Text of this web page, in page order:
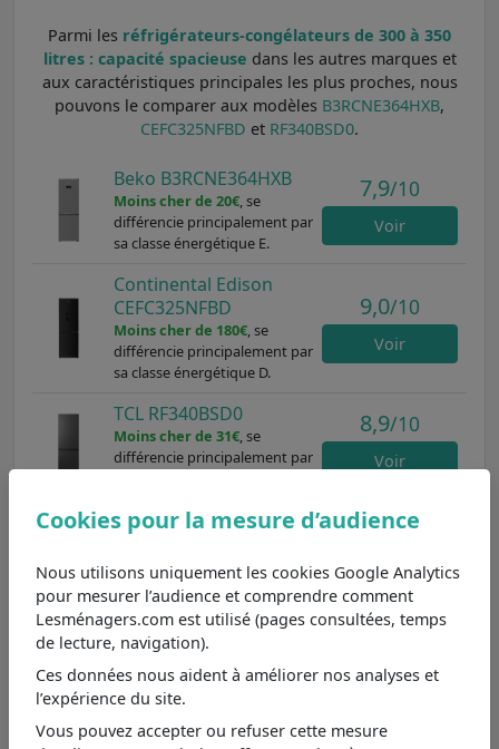
Parmi les réfrigérateurs-congélateurs de 300 à 350
litres : capacité spacieuse dans les autres marques et
aux caractéristiques principales les plus proches, nous
pouvons le comparer aux modèles B3RCNE364HXB,
CEFC325NFBD et RF340BSD0.
Beko B3RCNE364HXB
Moins cher de 20€, se
différencie principalement par
sa classe énergétique E.
7,9/10
Voir
Continental Edison
CEFC325NFBD
Moins cher de 180€, se
différencie principalement par
sa classe énergétique D.
9,0/10
Voir
TCL RF340BSD0
Moins cher de 31€, se
différencie principalement par
8,9/10
Voir
idéale
Le modèle de réfrigérateur à froid ventilé, comme le SJ-
NBA11DMXWC-EU de Sharp, offre une excellente
solution pour la conservation des aliments. Avec un
système de ventilation qui permet une circulation d'air
efficace, ce réfrigérateur garantit une température
homogène, évitant ainsi les zones de chaleur. En
Cookies pour la mesure d’audience
Nous utilisons uniquement les cookies Google Analytics
pour mesurer l’audience et comprendre comment
Lesménagers.com est utilisé (pages consultées, temps
de lecture, navigation).
Ces données nous aident à améliorer nos analyses et
l’expérience du site.
Vous pouvez accepter ou refuser cette mesure